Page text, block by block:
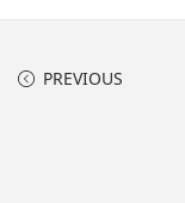
PREVIOUS